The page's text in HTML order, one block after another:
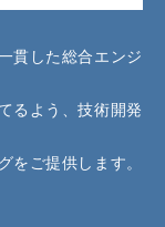
貫した総合エンジ
るよう、技術開発
をご提供します。